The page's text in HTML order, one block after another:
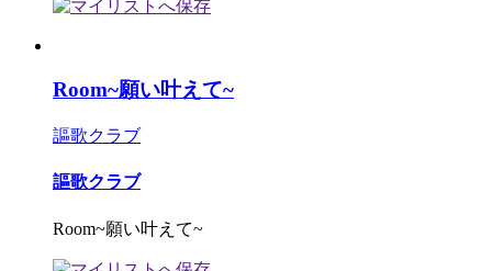
Room~願い叶えて~
謳歌クラブ
謳歌クラブ
Room~願い叶えて~